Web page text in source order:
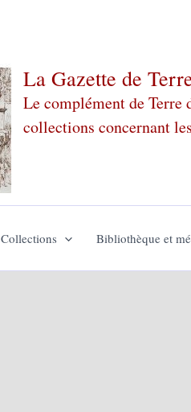
La Gazette de
Le complément de Terre
collections concernant
Collections Bibliothèque et